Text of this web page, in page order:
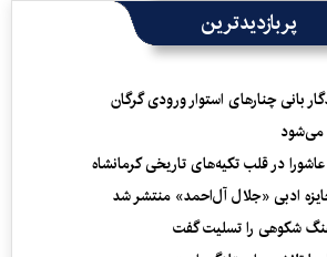
پربازدیدترین
بانی چنارهای استوار ورودی گرگان
می‌شود
در قلب تکیه‌های تاریخی کرمانشاه
ادبی «جلال آل‌احمد» منتشر شد
شکوهی را تسلیت گفت